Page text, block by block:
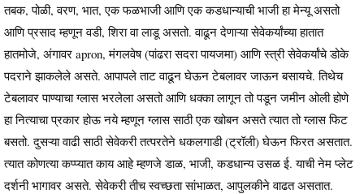
तबक, पोळी, वरण, भात, एक फळभाजी आणि एक कडधान्याची भाजी हा मेन्यू असतो
आणि प्रसाद म्हणून वडी, शिरा वा लाडू असतो. वाढून देणाऱ्या सेवेकर्यांच्या हातात
हातमोजे, अंगावर apron, मंगलवेष (पांढरा सदरा पायजमा) आणि स्त्री सेवेकर्यांचे डोके
पदराने झाकलेले असते. आपापले ताट वाढून घेऊन टेबलावर जाऊन बसायचे. तिथेच
टेबलावर पाण्याचा ग्लास भरलेला असतो आणि धक्का लागून तो पडून जमीन ओली होणे
हा नित्याचा प्रकार होऊ नये म्हणून ग्लास साठी एक खोबन असते त्यात तो ग्लास फिट
बसतो. दुसऱ्या वाढी साठी सेवेकरी तत्परतेने धकलगाडी (ट्रॉली) घेऊन फिरत असतात.
त्यात कोणत्या कप्प्यात काय आहे म्हणजे डाळ, भाजी, कडधान्य उसळ ई. याची नेम प्लेट
दर्शनी भागावर असते. सेवेकरी तीच स्वच्छता सांभाळत, आपुलकीने वाढत असतात.